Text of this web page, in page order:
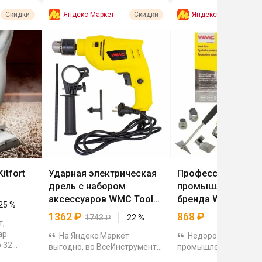
Скидки
%
32
Яндекс Маркет Скидки
Ударная электрическая
дрель с набором
аксессуаров WMC Tools
WMC-Z1J-DH31-13
1362₽ 1743₽ 22 %
На Яндекс Маркет
выгодно, во ВсеИнструменты
Яндекс Маркет
промышленный
бренда WMC Tools
868 ₽
Недорогой
промышленный фен